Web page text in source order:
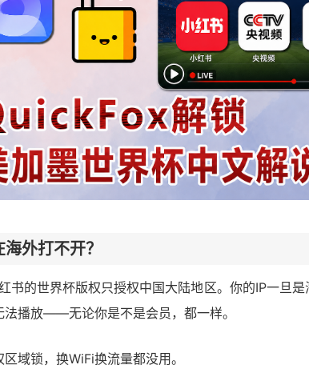
外打不开？
书的世界杯版权只授权中国大陆地区。你的IP一旦
法播放——无论你是不是会员，都一样。
域锁，换WiFi换流量都没用。